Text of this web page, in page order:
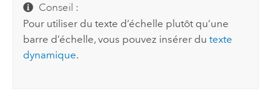
Conseil :
Pour utiliser du texte d’échelle plutôt qu’une
barre d’échelle, vous pouvez insérer dutexte
dynamique.